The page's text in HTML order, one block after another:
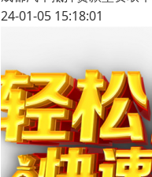
24-01-05 15:18:01